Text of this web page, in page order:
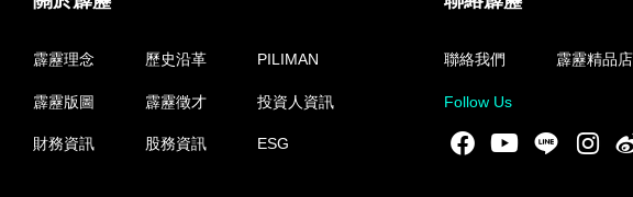
霹靂理念 歷史沿革 PILIMAN
霹靂版圖 霹靂徵才 投資人資訊
財務資訊 股務資訊 ESG
聯絡我們 霹靂精品店
Follow Us
Facebook
YoutubeLINE